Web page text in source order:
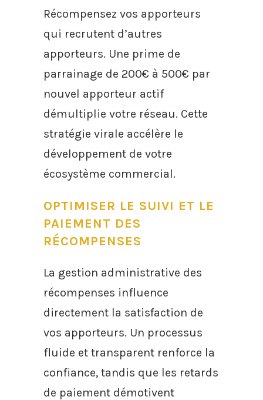
Récompensez vos apporteurs
qui recrutent d’autres
apporteurs. Une prime de
parrainage de 200€ à 500€ par
nouvel apporteur actif
démultiplie votre réseau. Cette
stratégie virale accélère le
développement de votre
écosystème commercial.
OPTIMISER LE SUIVI ET LE
PAIEMENT DES
RÉCOMPENSES
La gestion administrative des
récompenses influence
directement la satisfaction de
vos apporteurs. Un processus
fluide et transparent renforce la
confiance, tandis que les retards
de paiement démotivent